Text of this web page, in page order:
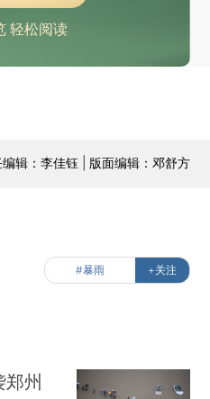
轻松阅读
辑：李佳钰 | 版面编辑：邓舒方
#暴雨 +关注
州